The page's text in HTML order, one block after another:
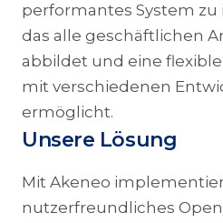
performantes System
das alle geschäftlichen
abbildet und eine
mit verschiedenen
ermöglicht.
Unsere Lösung
Mit Akeneo
nutzerfreundliches Open